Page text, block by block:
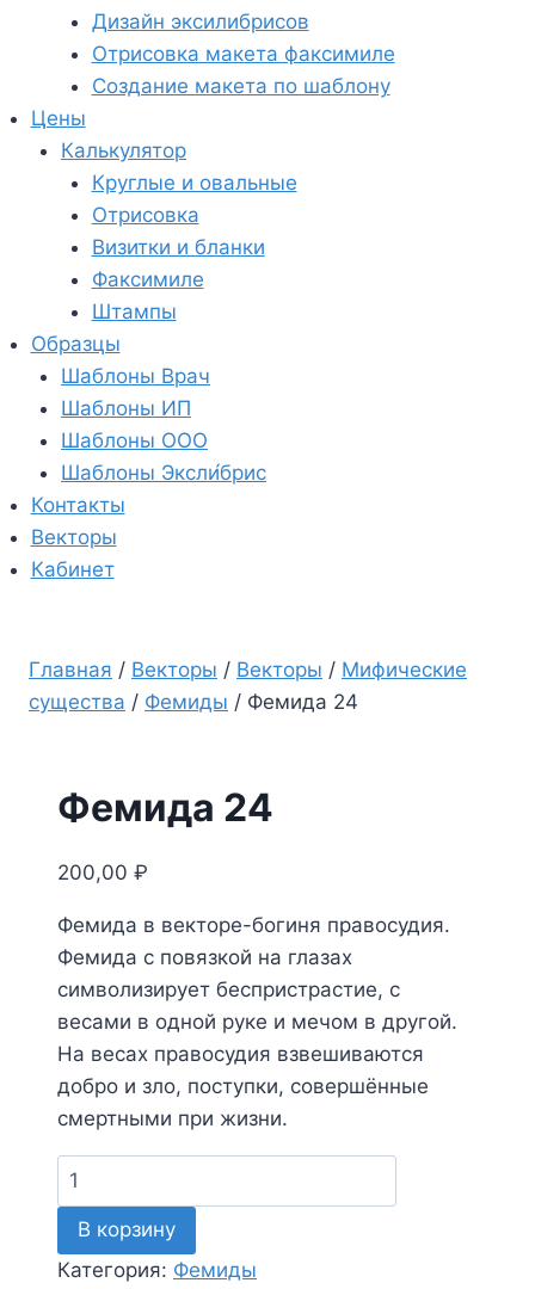
Дизайн эксилибрисов
Отрисовка макета факсимиле
Создание макета по шаблону
Цены
Калькулятор
Круглые и овальные
Отрисовка
Визитки и бланки
Факсимиле
Штампы
Образцы
Шаблоны Врач
Шаблоны ИП
Шаблоны ООО
Шаблоны Эксли́брис
Контакты
Векторы
Кабинет
Главная / Векторы / Векторы / Мифические
существа / Фемиды / Фемида 24
Фемида 24
200,00 ₽
Фемида в векторе-богиня правосудия.
Фемида с повязкой на глазах
символизирует беспристрастие, с
весами в одной руке и мечом в другой.
На весах правосудия взвешиваются
добро и зло, поступки, совершённые
смертными при жизни.
Количество
товара
Фемида
24
В корзину
Категория: Фемиды